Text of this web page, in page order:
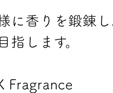
に香りを鍛錬
指します。
Fragrance